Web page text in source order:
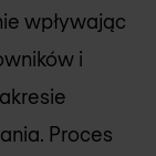
wpływając
i
Proces